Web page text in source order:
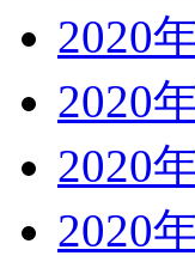
2020
2020
2020
2020